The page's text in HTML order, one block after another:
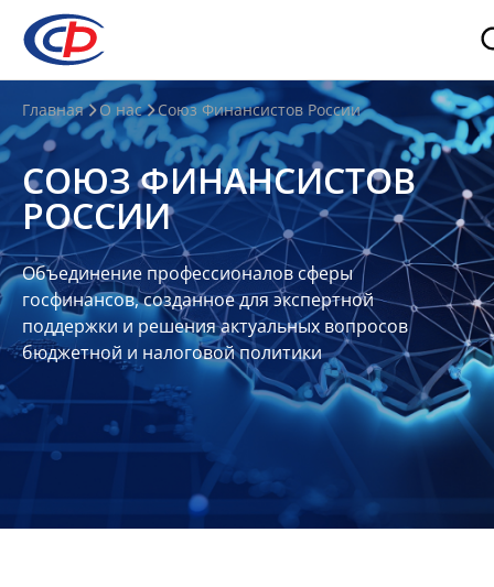
О
нас
О
СФР
Совет
Союза
Участники
Планы
отчеты
Контакты
Главная О нас Союз Финансистов России
СОЮЗ ФИНАНСИСТОВ
РОССИИ
Объединение профессионалов сферы
госфинансов, созданное для экспертной
поддержки и решения актуальных вопросов
бюджетной и налоговой политики